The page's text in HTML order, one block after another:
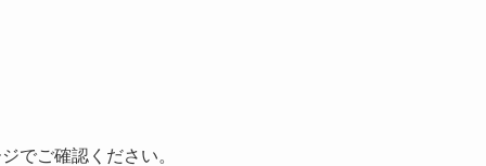
ジでご確認ください。